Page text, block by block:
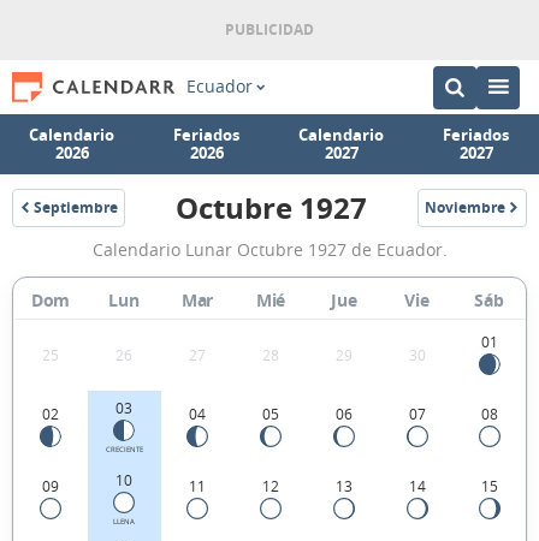
Ecuador
Calendario
2026
Feriados
2026
Calendario
2027
Feriados
2027
Septiembre
1927
Calendario
Lunar
Octubre
Ecuador.
Octubre 1927 Noviembre
1927
Calendario Lunar Octubre 1927 de Ecuador.
Dom Lun Mar Mié Jue Vie Sáb
25 26 27 28 29 30
01
02 03
CRECIENTE
04 05 06 07 08
09 10
LLENA
11 12 13 14 15